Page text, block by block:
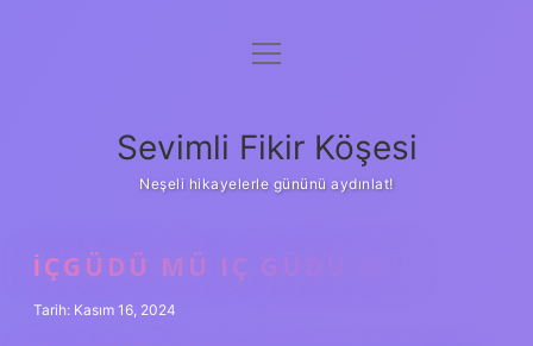
Anasayfa
Yasal Uyarı
menüyü
Sevimli Fikir Köşesi
Neşeli hikayelerle gününü aydınlat!
İÇGÜDÜ MÜ IÇ GÜDÜ MÜ
Tarih: Kasım 16, 2024